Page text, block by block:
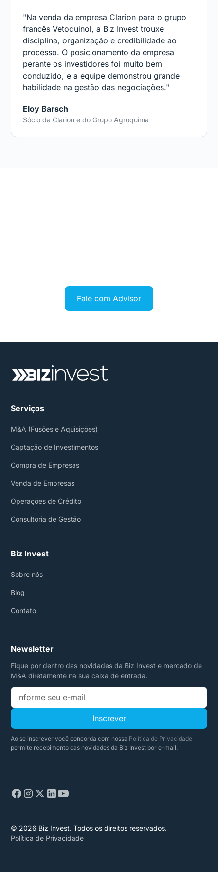
"Na venda da empresa Clarion para o grupo
francês Vetoquinol, a Biz Invest trouxe
disciplina, organização e credibilidade ao
processo. O posicionamento da empresa
perante os investidores foi muito bem
conduzido, e a equipe demonstrou grande
habilidade na gestão das negociações."
Eloy Barsch
Sócio da Clarion e do Grupo Agroquima
Fale com Advisor
Serviços
M&A (Fusões e Aquisições)
Captação de Investimentos
Compra de Empresas
Venda de Empresas
Operações de Crédito
Consultoria de Gestão
Biz Invest
Sobre nós
Blog
Contato
Newsletter
Fique por dentro das novidades da Biz Invest e mercado de
M&A diretamente na sua caixa de entrada.
Ao se inscrever você concorda com nossa Política de Privacidade
permite recebimento das novidades da Biz Invest por e-mail.
© 2026 Biz Invest. Todos os direitos reservados.
Política de Privacidade